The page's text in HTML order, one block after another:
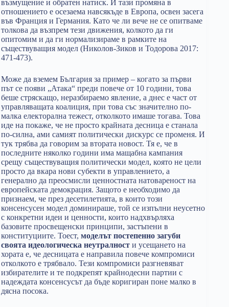
възмущение и обратен натиск. И тази промяна в
отношението е осезаема навсякъде в Европа, освен засега
във Франция и Германия. Като че ли вече не се опитваме
толкова да възпрем тези движения, колкото да ги
опитомим и да ги нормализираме в рамките на
съществуващия модел (Николов-Зиков и Тодорова 2017:
471-473).
Може да вземем България за пример – когато за първи
път се появи „Атака“ преди повече от 10 години, това
беше стряскащо, неразбираемо явление, а днес е част от
управляващата коалиция, при това със значително по-
малка електорална тежест, отколкото имаше тогава. Това
иде на покаже, че не просто крайната десница е станала
по-силна, ами самият политически дискурс се променя. И
тук трябва да говорим за втората новост. Тя е, че в
последните няколко години има мащабна кампания
срещу съществуващия политически модел, която не цели
просто да вкара нови субекти в управлението, а
генерално да преосмисли ценностната натовареност на
европейската демокрация. Защото е необходимо да
признаем, че през десетилетията, в които този
консенсусен модел доминираше, той се изпълни неусетно
с конкретни идеи и ценности, които надхвърляха
базовите просвещенски принципи, застъпени в
конституциите. Тоест, моделът постепенно загуби
своята идеологическа неутралност и усещането на
хората е, че десницата е направила повече компромиси
отколкото е трябвало. Тези компромиси разгневяват
избирателите и те подкрепят крайнодесни партии с
надеждата консенсусът да бъде коригиран поне малко в
дясна посока.